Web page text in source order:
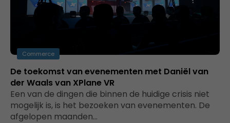
Commerce
De toekomst van evenementen met Daniël van
der Waals van XPlane VR
Een van de dingen die binnen de huidige crisis niet
mogelijk is, is het bezoeken van evenementen. De
afgelopen maanden…